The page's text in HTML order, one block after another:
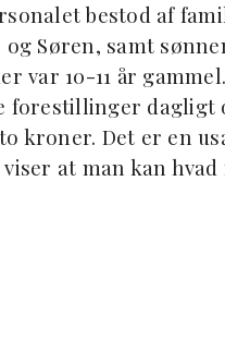
bestod af
Søren, samt
var 10-11 år
forestillinger dagligt
kroner. Det er en
at man kan hvad